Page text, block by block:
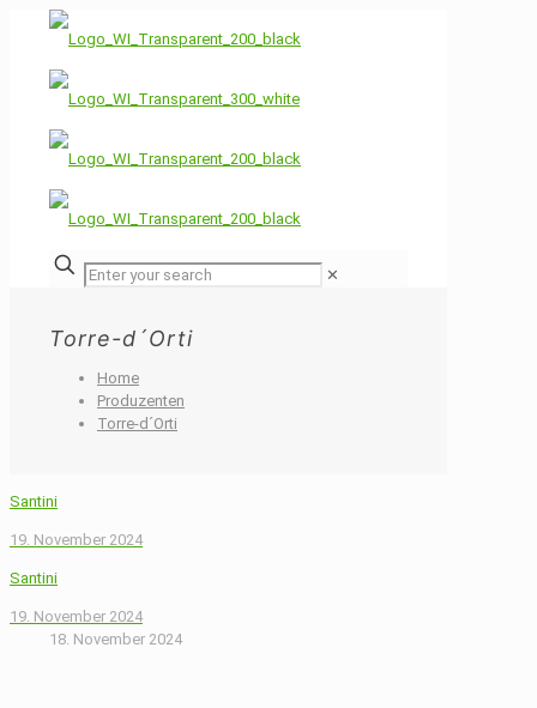
✕
Torre-d´Orti
Home
Produzenten
Torre-d´Orti
Santini
19. November 2024
Santini
19. November 2024
18. November 2024